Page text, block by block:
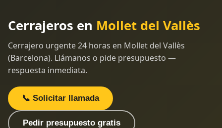
Cerrajeros en Mollet del Vallès
Cerrajero urgente 24 horas en Mollet del Vallès
(Barcelona). Llámanos o pide presupuesto —
respuesta inmediata.
📞 Solicitar llamada
Pedir presupuesto gratis